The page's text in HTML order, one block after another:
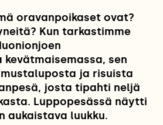
oravanpoikaset ovat?
Kun tarkastimme
kevätmaisemassa, sen
ja risuista
josta tipahti neljä
Luppopesässä näytti
aukaistava luukku.